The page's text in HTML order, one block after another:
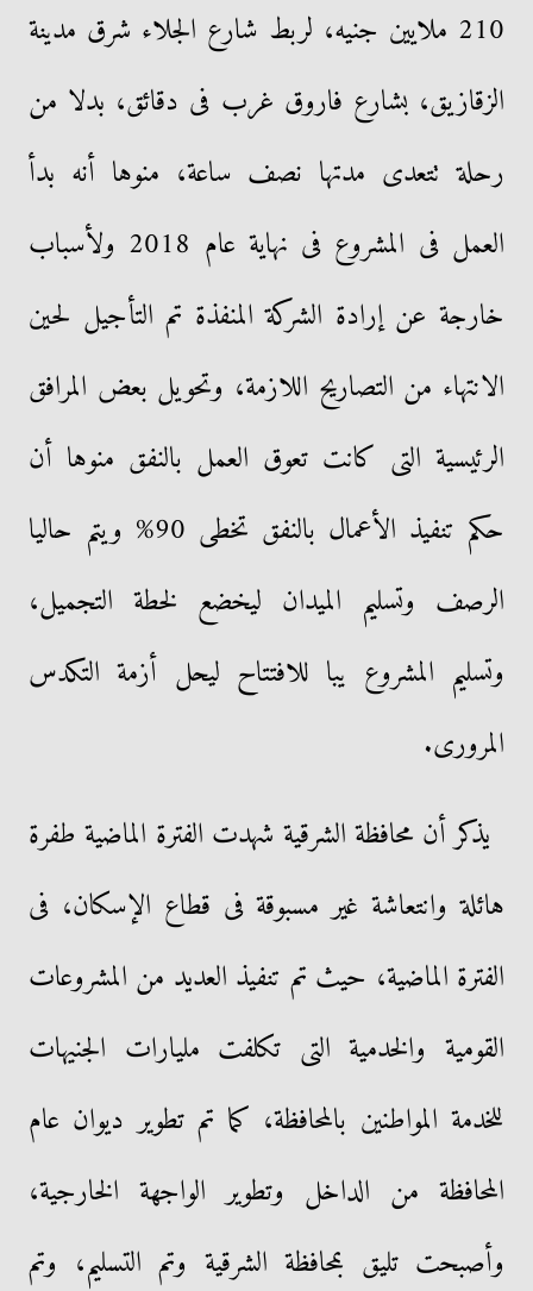
210 ملايين جنيه، لربط شارع الجلاء شرق مدينة
الزقازيق، بشارع فاروق غرب فى دقائق، بدلا من
رحلة تتعدى مدتها نصف ساعة، منوها أنه بدأ
العمل فى المشروع فى نهاية عام 2018 ولأسباب
خارجة عن إرادة الشركة المنفذة تم التأجيل لحين
الانتهاء من التصاريح اللازمة، وتحويل بعض المرافق
الرئيسية التى كانت تعوق العمل بالنفق منوها أن
حكم تنفيذ الأعمال بالنفق تخطى 90% ويتم حاليا
الرصف وتسليم الميدان ليخضع لخطة التجميل،
وتسليم المشروع يبا للافتتاح ليحل أزمة التكدس
المرورى.
يذكر أن محافظة الشرقية شهدت الفترة الماضية طفرة
هائلة وانتعاشة غير مسبوقة فى قطاع الإسكان، فى
الفترة الماضية، حيث تم تنفيذ العديد من المشروعات
القومية والخدمية التى تكلفت مليارات الجنيهات
للخدمة المواطنين بالمحافظة، كما تم تطوير ديوان عام
المحافظة من الداخل وتطوير الواجهة الخارجية،
وأصبحت تليق بمحافظة الشرقية وتم التسليم، وتم